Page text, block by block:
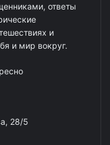
ответы
и
и мир вокруг.
28/5